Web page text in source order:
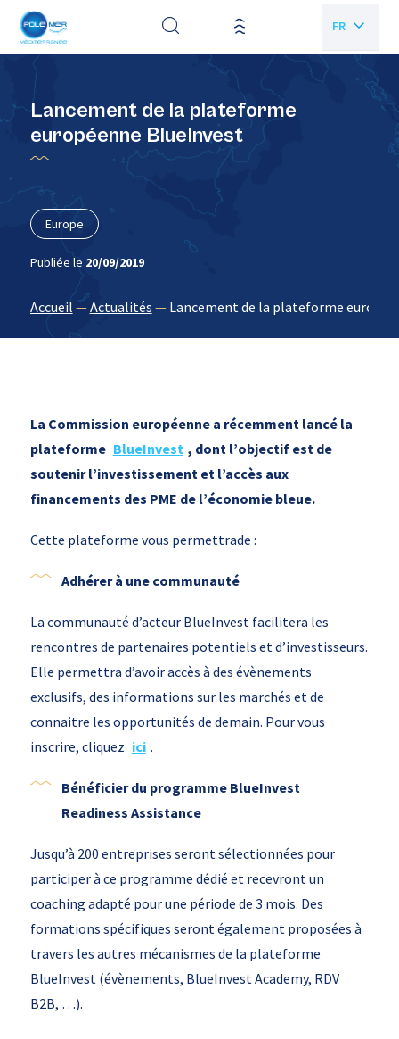
FR
Lancement de la plateforme
européenne BlueInvest
Europe
Publiée le 20/09/2019
Accueil —Actualités — Lancement de la plateforme
La Commission européenne a récemment lancé la
plateforme BlueInvest , dont l’objectif est de
soutenir l’investissement et l’accès aux
financements des PME de l’économie bleue.
Cette plateforme vous permettrade :
Adhérer à une communauté
La communauté d’acteur BlueInvest facilitera les
rencontres de partenaires potentiels et d’investisseurs.
Elle permettra d’avoir accès à des évènements
exclusifs, des informations sur les marchés et de
connaitre les opportunités de demain. Pour vous
inscrire, cliquez ici .
Bénéficier du programme BlueInvest
Readiness Assistance
Jusqu’à 200 entreprises seront sélectionnées pour
participer à ce programme dédié et recevront un
coaching adapté pour une période de 3 mois. Des
formations spécifiques seront également proposées à
travers les autres mécanismes de la plateforme
BlueInvest (évènements, BlueInvest Academy, RDV
B2B, …).
Panneau de gestion des cookies